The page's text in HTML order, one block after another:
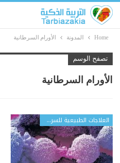
Home المدونة الأورام السرطانية
تصفح الوسم
الأورام السرطانية
العلاجات الطبيعية للسرطان